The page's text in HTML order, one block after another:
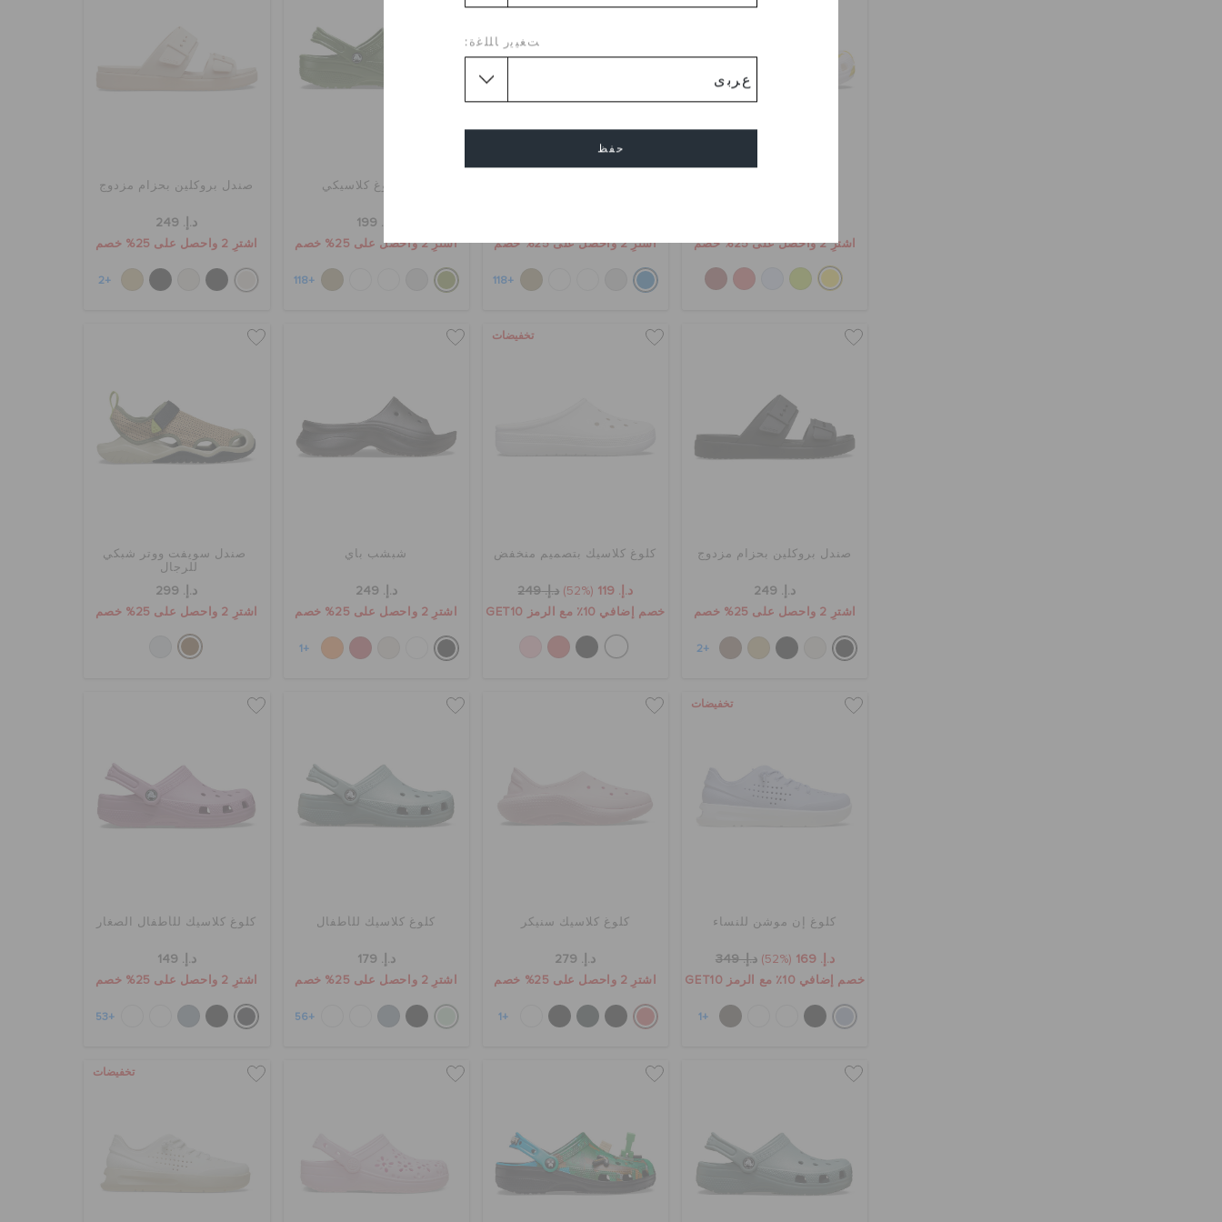
ﺖﻐﻴﻳﺭ ﺎﻠﻠﻏﺓ:
حفظ
اشترِ 2 واحصل على 25% خصم اشترِ 2 واحصل على 25% خصم
+118
حذاء كلوغ كلاسيكي
د.إ. 199
اشترِ 2 واحصل على 25% خصم
+118
صندل بروكلين بحزام مزدوج
د.إ. 249
اشترِ 2 واحصل على 25% خصم
+2
صندل بروكلين بحزام مزدوج
د.إ. 249
اشترِ 2 واحصل على 25% خصم
+2
تخفيضات
كلوغ كلاسيك بتصميم منخفض
د.إ. 119 (52%) د.إ. 249
خصم إضافي 10٪ مع الرمز GET10
شبشب باي
د.إ. 249
اشترِ 2 واحصل على 25% خصم
+1
صندل سويفت ووتر شبكي
للرجال
د.إ. 299
اشترِ 2 واحصل على 25% خصم
تخفيضات
كلوغ إن موشن للنساء
د.إ. 169 (52%) د.إ. 349
خصم إضافي 10٪ مع الرمز GET10
+1
كلوغ كلاسيك سنيكر
د.إ. 279
اشترِ 2 واحصل على 25% خصم
+1
كلوغ كلاسيك للأطفال
د.إ. 179
اشترِ 2 واحصل على 25% خصم
+56
كلوغ كلاسيك للأطفال الصغار
د.إ. 149
اشترِ 2 واحصل على 25% خصم
+53
تخفيضات